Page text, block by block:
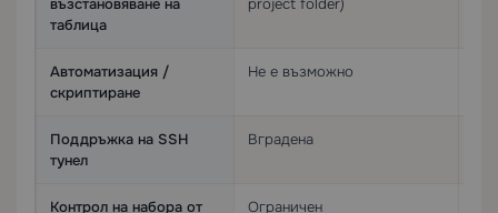
възстановяване на
таблица
project folder)
Автоматизация /
скриптиране
Не е възможно
Поддръжка на SSH
тунел
Вградена
Контрол на набора от
Ограничен